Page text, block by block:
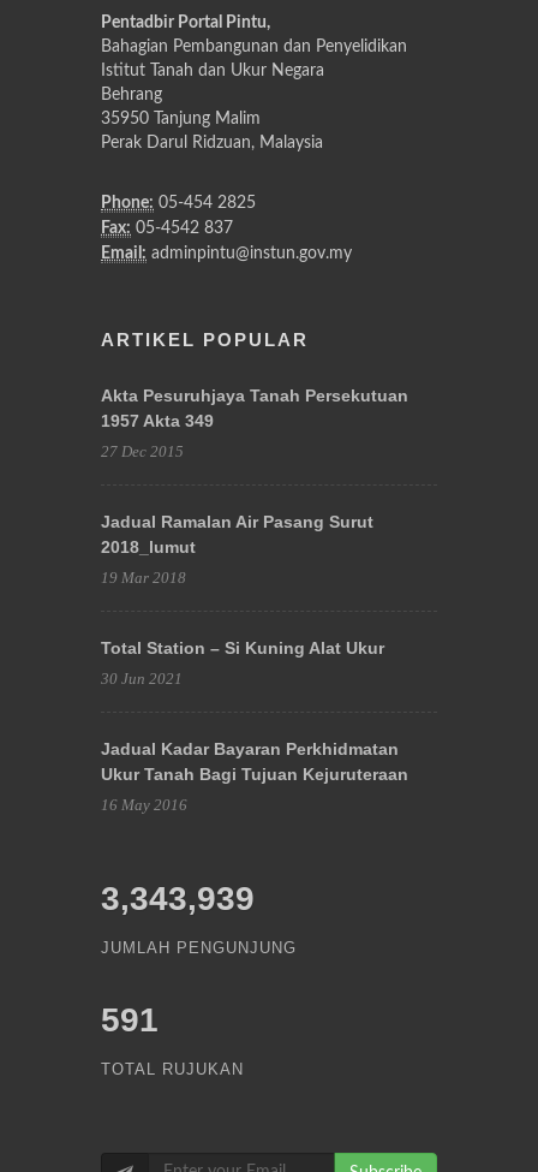
Pentadbir Portal Pintu,
Bahagian Pembangunan dan Penyelidikan
Istitut Tanah dan Ukur Negara
Behrang
35950 Tanjung Malim
Perak Darul Ridzuan, Malaysia
Phone: 05-454 2825
Fax: 05-4542 837
Email: adminpintu@instun.gov.my
ARTIKEL POPULAR
Akta Pesuruhjaya Tanah Persekutuan
1957 Akta 349
27 Dec 2015
Jadual Ramalan Air Pasang Surut
2018_lumut
19 Mar 2018
Total Station – Si Kuning Alat Ukur
30 Jun 2021
Jadual Kadar Bayaran Perkhidmatan
Ukur Tanah Bagi Tujuan Kejuruteraan
16 May 2016
3,343,939
JUMLAH PENGUNJUNG
591
TOTAL RUJUKAN